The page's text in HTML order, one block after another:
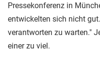
Pressekonferenz in
entwickelten sich nicht
verantworten zu warten."
einer zu viel.